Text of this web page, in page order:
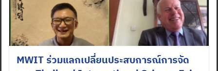
MWIT ร่วมแลกเปลี่ยนประสบการณ์การจัด